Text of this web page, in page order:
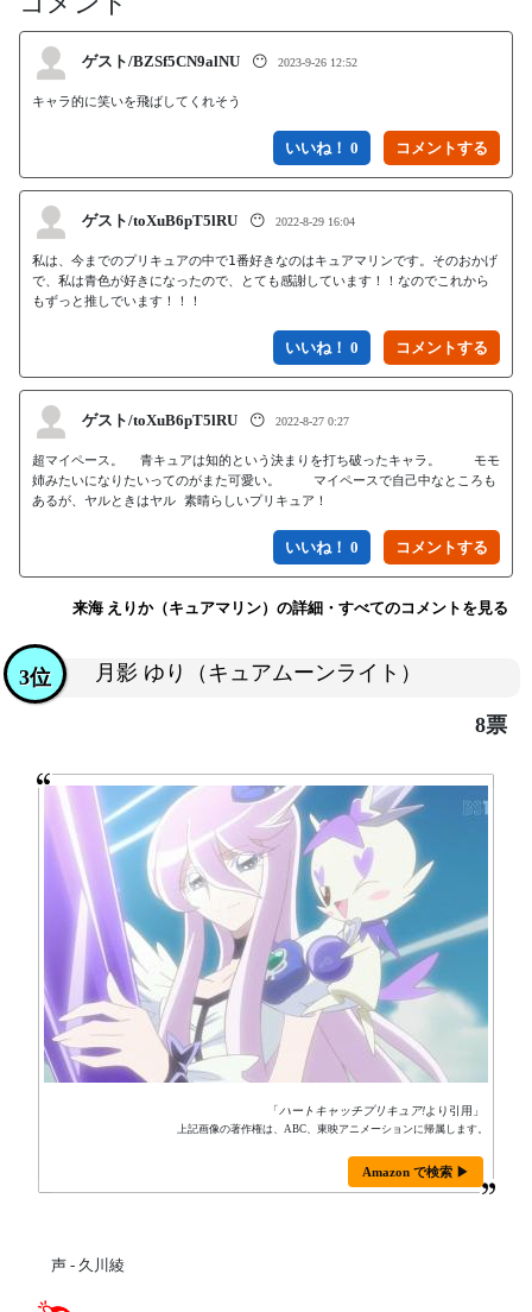
ゲスト/BZSf5CN9alNU 😶 2023-9-26 12:52
キャラ的に笑いを飛ばしてくれそう
いいね！ 0
ゲスト/toXuB6pT5lRU 😶 2022-8-29 16:04
私は、今までのプリキュアの中で1番好きなのはキュアマリンです。そのおかげ
で、私は青色が好きになったので、とても感謝しています！！なのでこれから
もずっと推しでいます！！！
いいね！ 0
ゲスト/toXuB6pT5lRU 😶 2022-8-27 0:27
超マイペース。  青キュアは知的という決まりを打ち破ったキャラ。    モモ
姉みたいになりたいってのがまた可愛い。    マイペースで自己中なところも
あるが、ヤルときはヤル 素晴らしいプリキュア！
いいね！ 0
来海 えりか（キュアマリン）の詳細・すべてのコメントを見る
月影 ゆり（キュアムーンライト）
3位
8票
「ハートキャッチプリキュア!より引用」
上記画像の著作権は、ABC、東映アニメーションに帰属します。
Amazon で検索 ▶
声 - 久川綾